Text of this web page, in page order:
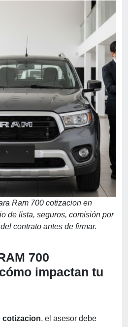
Ram 700 cotizacion en
de lista, seguros, comisión por
contrato antes de firmar.
700
impactan tu
cotizacion, el asesor debe